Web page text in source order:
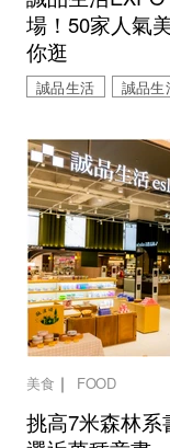
場！50家人氣
你逛
誠品生活 誠品
美食 ｜ FOOD
挑高7米森林